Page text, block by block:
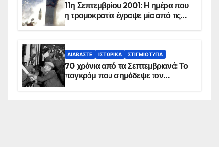
11η Σεπτεμβρίου 2001: Η ημέρα που
η τρομοκρατία έγραψε μία από τις
ΔΙΑΒΆΣΤΕ ΙΣΤΟΡΙΚΆ ΣΤΙΓΜΙΌΤΥΠΑ
70 χρόνια από τα Σεπτεμβριανά: Το
πογκρόμ που σημάδεψε τον